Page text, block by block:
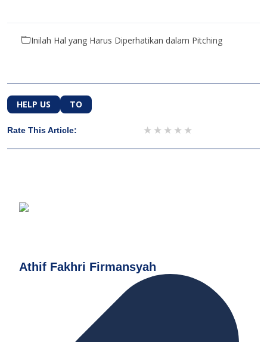
Inilah Hal yang Harus Diperhatikan dalam Pitching
HELP US TO
Rate This Article: 4 stars
3 stars
2 stars
1 star
Athif Fakhri Firmansyah